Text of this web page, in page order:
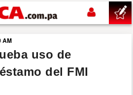
AM
uso de
del FMI